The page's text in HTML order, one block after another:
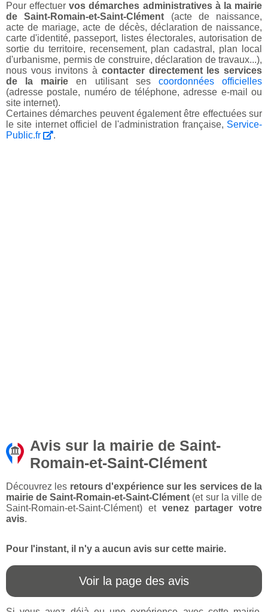
Pour effectuervos démarches administratives à la mairie
de Saint-Romain-et-Saint-Clément (acte de naissance,
acte de mariage, acte de décès, déclaration de naissance,
carte d'identité, passeport, listes électorales, autorisation de
sortie du territoire, recensement, plan cadastral, plan local
d'urbanisme, permis de construire, déclaration de travaux...),
nous vous invitons à contacter directement les services
de la mairie en utilisant ses coordonnées officielles
(adresse postale, numéro de téléphone, adresse e-mail ou
site internet).
Certaines démarches peuvent également être effectuées sur
le site internet officiel de l'administration française, Service-
Public.fr
.
Avis sur la mairie de Saint-
Romain-et-Saint-Clément
Découvrez les retours d'expérience sur les services de la
mairie de Saint-Romain-et-Saint-Clément (et sur la ville de
Saint-Romain-et-Saint-Clément) et venez partager votre
avis.
Pour l'instant, il n'y a aucun avis sur cette mairie.
Voir la page des avis